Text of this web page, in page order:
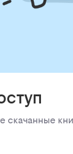
скачанные